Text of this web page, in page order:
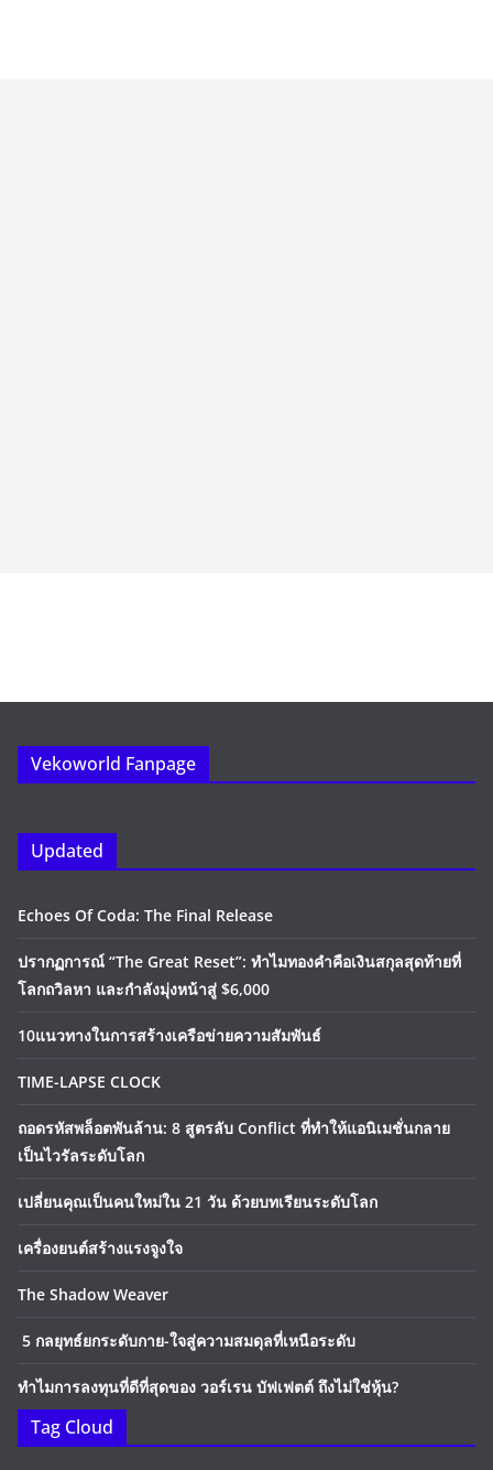
Vekoworld Fanpage
Updated
Echoes Of Coda: The Final Release
ปรากฏการณ์ “The Great Reset”: ทำไมทองคำคือเงินสกุลสุดท้ายที่
โลกถวิลหา และกำลังมุ่งหน้าสู่ $6,000
10แนวทางในการสร้างเครือข่ายความสัมพันธ์
TIME-LAPSE CLOCK
ถอดรหัสพล็อตพันล้าน: 8 สูตรลับ Conflict ที่ทำให้แอนิเมชั่นกลาย
เป็นไวรัลระดับโลก
เปลี่ยนคุณเป็นคนใหม่ใน 21 วัน ด้วยบทเรียนระดับโลก
เครื่องยนต์สร้างแรงจูงใจ
The Shadow Weaver
5 กลยุทธ์ยกระดับกาย-ใจสู่ความสมดุลที่เหนือระดับ
ทำไมการลงทุนที่ดีที่สุดของ วอร์เรน บัฟเฟตต์ ถึงไม่ใช่หุ้น?
Tag Cloud